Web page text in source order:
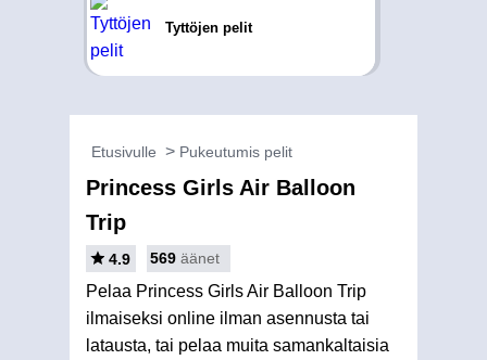
Tyttöjen pelit
Etusivulle Pukeutumis pelit
Princess Girls Air Balloon
Trip
4.9 569 äänet
Pelaa Princess Girls Air Balloon Trip
ilmaiseksi online ilman asennusta tai
latausta, tai pelaa muita samankaltaisia